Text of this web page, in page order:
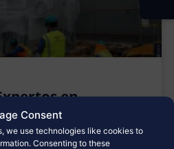
Consent
we use technologies like cookies to
Consenting to these
en
y Montaje